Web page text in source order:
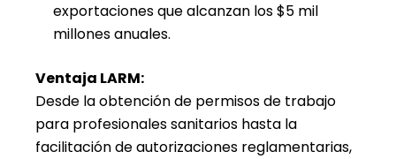
exportaciones que alcanzan los $5 mil
millones anuales.
Ventaja LARM:
Desde la obtención de permisos de trabajo
para profesionales sanitarios hasta la
facilitación de autorizaciones reglamentarias,